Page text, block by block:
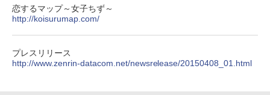
恋するマップ～女子ちず～
http://koisurumap.com/
プレスリリース
http://www.zenrin-datacom.net/newsrelease/20150408_01.html